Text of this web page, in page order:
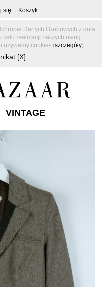
Danych Osobowych z dnia
celu realizacji naszych usług
i używamy cookies (szczegóły).
[X]
się Koszyk
VINTAGE